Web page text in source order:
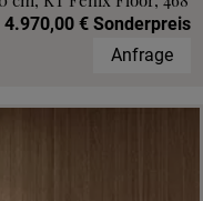
4.970,00 € Sonderpreis
Anfrage